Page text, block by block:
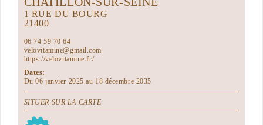
1 RUE DU BOURG
21400
06 74 59 70 64
velovitamine@gmail.com
https://velovitamine.fr/
Dates:
Du 06 janvier 2025 au 18 décembre 2035
SITUER SUR LA CARTE